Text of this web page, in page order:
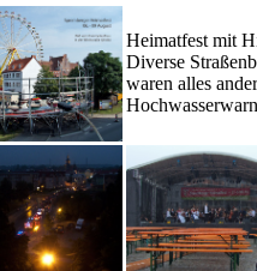
Heimatfest mit
Diverse
waren alles